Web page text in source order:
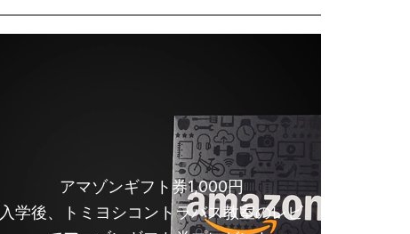
アマゾンギフト券1,000円
入学後、トミヨシコントラバス教室のレビ